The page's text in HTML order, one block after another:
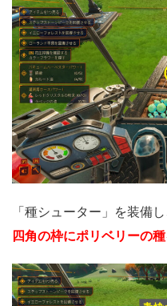
「種シューター」を装備
四角の枠にポリベリーの